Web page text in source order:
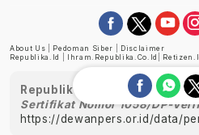
About Us Pedoman Siber
Disclaimer
Republika.id
Ihram.republika.co.id
Republika telah diverifikasi
Sertifikat Nomor 1058/DP-
https://dewanpers.or.id/data/